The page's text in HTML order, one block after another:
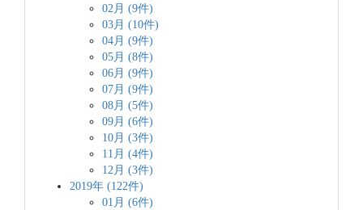
02月 (9件)
03月 (10件)
04月 (9件)
05月 (8件)
06月 (9件)
07月 (9件)
08月 (5件)
09月 (6件)
10月 (3件)
11月 (4件)
12月 (3件)
2019年 (122件)
01月 (6件)